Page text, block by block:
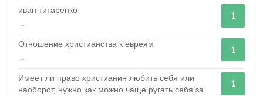
1
иван титаренко
...
1
Отношение христианства к евреям
...
1
Имеет ли право христианин любить себя или
наоборот, нужно как можно чаще ругать себя за